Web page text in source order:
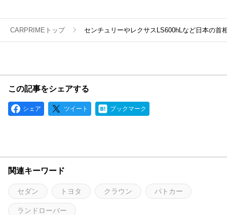
CARPRIMEトップ センチュリーやレクサスLS600hLなど日本の首
この記事をシェアする
シェア ツイート ブックマーク
関連キーワード
セダン トヨタ クラウン パトカー
ランドローバー